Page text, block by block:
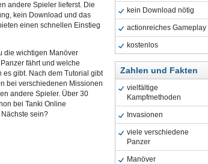
andere Spieler lieferst. Die
kein Download und das
einen schnellen Einstieg
die wichtigen Manöver
fährt und welche
es gibt. Nach dem Tutorial gibt
bei verschiedenen Missionen
andere Spieler. Über 30
bei Tanki Online
sein?
kein Download nötig
actionreiches Gameplay
kostenlos
Zahlen und Fakten
vielfältige
Kampfmethoden
Invasionen
viele verschiedene
Panzer
Manöver